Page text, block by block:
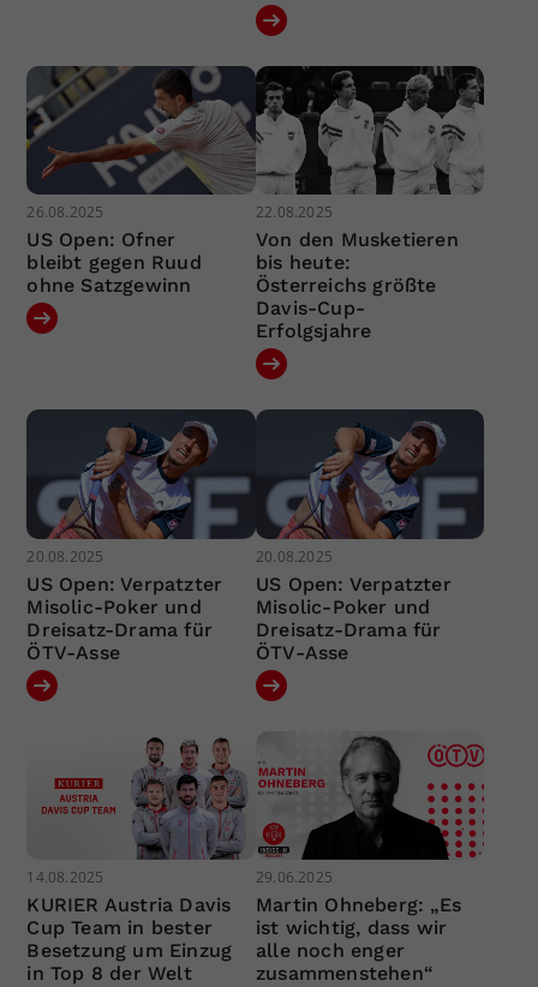
26.08.2025
US Open: Ofner
bleibt gegen Ruud
ohne Satzgewinn
22.08.2025
Von den Musketieren
bis heute:
Österreichs größte
Davis-Cup-
Erfolgsjahre
20.08.2025
US Open: Verpatzter
Misolic-Poker und
Dreisatz-Drama für
ÖTV-Asse
20.08.2025
US Open: Verpatzter
Misolic-Poker und
Dreisatz-Drama für
ÖTV-Asse
14.08.2025
KURIER Austria Davis
Cup Team in bester
Besetzung um Einzug
in Top 8 der Welt
29.06.2025
Martin Ohneberg: „Es
ist wichtig, dass wir
alle noch enger
zusammenstehen“